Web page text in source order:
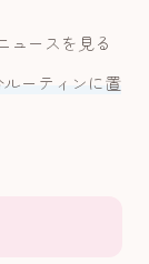
ュースを見る
ーティンに置